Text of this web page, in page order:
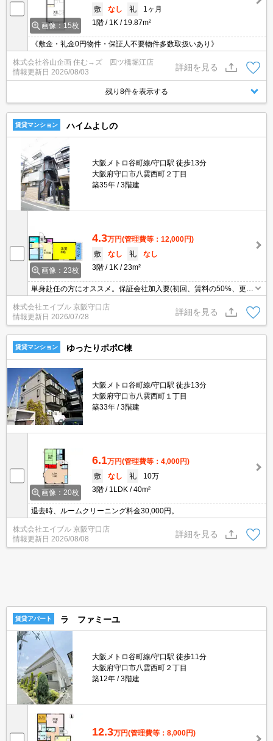
画像：15枚
敷
なし 礼
1ヶ月
1階
1K 19.87m²
《敷金・礼金0円物件・保証人不要物件多数取扱いあり》
株式会社谷山企画 住む→ズ 四ツ橋堀江店
情報更新日 2026/08/03
詳細を見る
残り8件を表示する
賃貸マンション ハイムよしの
大阪メトロ谷町線/守口駅 徒歩13分
大阪府守口市八雲西町２丁目
築35年
3階建
画像：23枚
4.3万円(管理費等：12,000円)
敷
なし 礼
なし
3階
1K 23m²
単身赴任の方にオススメ。保証会社加入要(初回、賃料の50%、更新
保証料10,000円)。
株式会社エイブル 京阪守口店
情報更新日 2026/07/28
詳細を見る
賃貸マンション ゆったりポポC棟
大阪メトロ谷町線/守口駅 徒歩13分
大阪府守口市八雲西町１丁目
築33年
3階建
画像：20枚
6.1万円(管理費等：4,000円)
敷
なし 礼
10万
3階
1LDK 40m²
退去時、ルームクリーニング料金30,000円。
株式会社エイブル 京阪守口店
情報更新日 2026/08/08
詳細を見る
賃貸アパート ラ ファミーユ
大阪メトロ谷町線/守口駅 徒歩11分
大阪府守口市八雲西町２丁目
築12年
3階建
12.3万円(管理費等：8,000円)